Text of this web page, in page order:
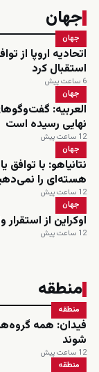
جهان
جهان
اتحادیه اروپا از
استقبال کرد
6 ساعت پیش
جهان
العربیه:
نهایی رسیده است
12 ساعت پیش
جهان
نتانیاهو: با
هسته‌ای را
12 ساعت پیش
جهان
اوکراین از
12 ساعت پیش
منطقه
منطقه
فیدان: همه
شوند
12 ساعت پیش
منطقه